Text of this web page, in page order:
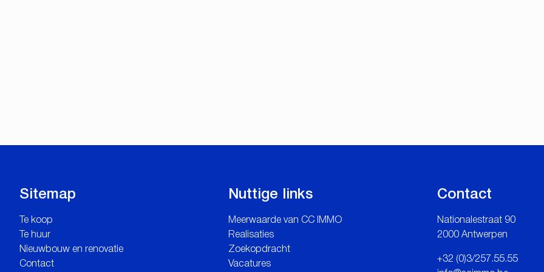
Sitemap
Te koop
Te huur
Nieuwbouw en renovatie
Contact
Nuttige links
Meerwaarde van CC IMMO
Realisaties
Zoekopdracht
Vacatures
Contact
Nationalestraat 90
2000 Antwerpen
+32 (0)3/257.55.55